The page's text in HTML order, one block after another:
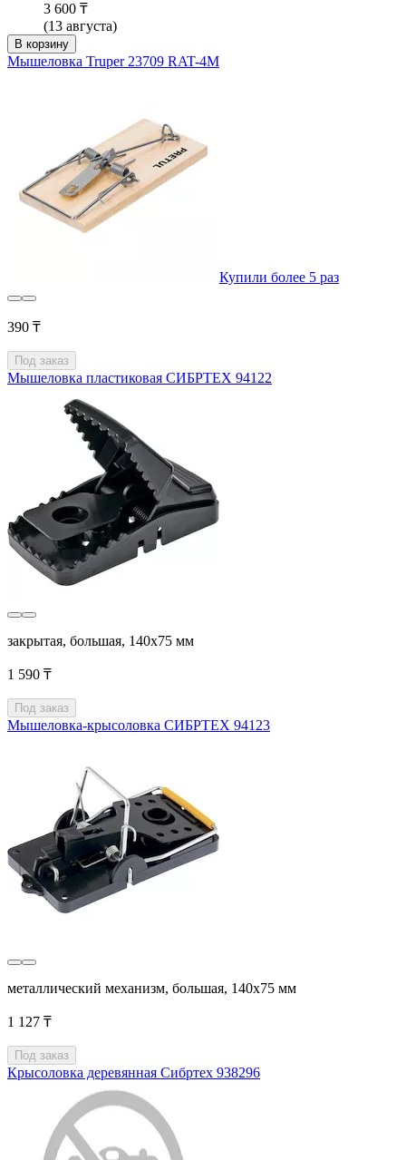
3 600 ₸
(13 августа)
В корзину
Мышеловка Truper 23709 RAT-4M
Купили более 5 раз
390 ₸
Под заказ
Мышеловка пластиковая СИБРТЕХ 94122
закрытая, большая, 140х75 мм
1 590 ₸
Под заказ
Мышеловка-крысоловка СИБРТЕХ 94123
металлический механизм, большая, 140х75 мм
1 127 ₸
Под заказ
Крысоловка деревянная Сибртех 938296